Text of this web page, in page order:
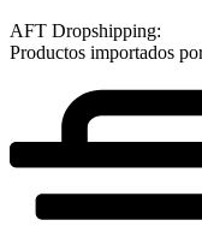
AFT Dropshipping:
Productos importados